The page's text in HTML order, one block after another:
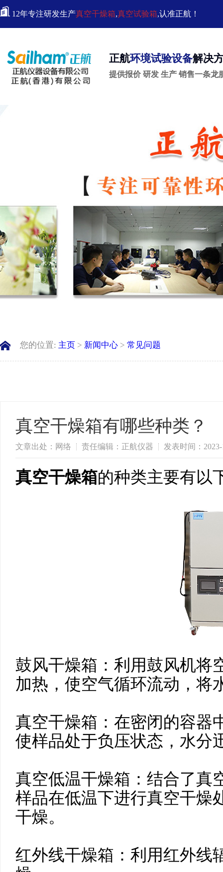
12年专注研发生产真空干燥箱,真空试验箱,认准正航！
正航环境试验设备解决
提供报价 研发 生产 销售一条龙
您的位置: 主页 > 新闻中心 > 常见问题
真空干燥箱有哪些种类？
文章出处：网络 责任编辑：正航仪器 发表时间：2023-
真空干燥箱的种类主要有以
鼓风干燥箱：利用鼓风机将
加热，使空气循环流动，将
真空干燥箱：在密闭的容器
使样品处于负压状态，水分
真空低温干燥箱：结合了真
样品在低温下进行真空干燥
干燥。
红外线干燥箱：利用红外线